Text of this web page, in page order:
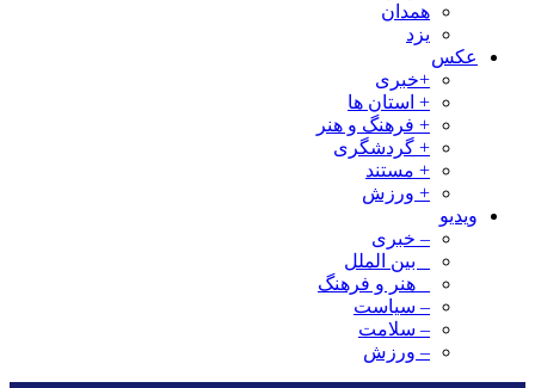
همدان
یزد
عکس
+خبری
+ استان ها
+ فرهنگ و هنر
+ گردشگری
+ مستند
+ ورزش
ویدیو
– خبری
_ بین الملل
_ هنر و فرهنگ
– سیاست
– سلامت
– ورزش